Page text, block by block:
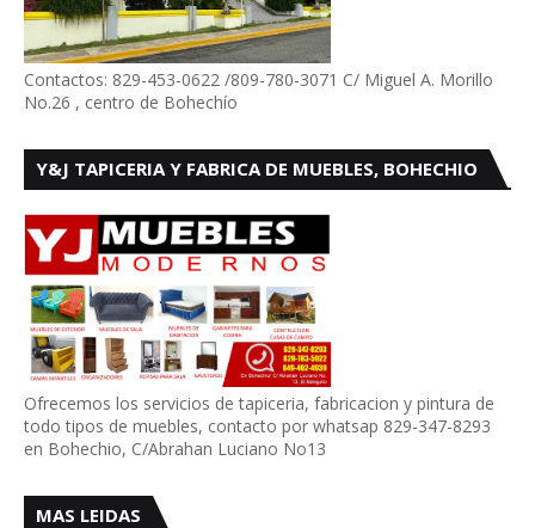
Contactos: 829-453-0622 /809-780-3071 C/ Miguel A. Morillo
No.26 , centro de Bohechío
Y&J TAPICERIA Y FABRICA DE MUEBLES, BOHECHIO
Ofrecemos los servicios de tapiceria, fabricacion y pintura de
todo tipos de muebles, contacto por whatsap 829-347-8293
en Bohechio, C/Abrahan Luciano No13
MAS LEIDAS